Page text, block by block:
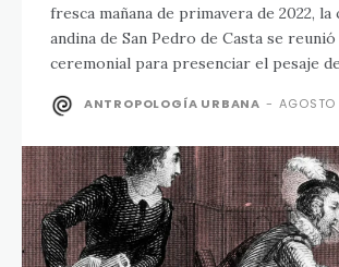
fresca mañana de primavera de 2022, la
andina de San Pedro de Casta se
ceremonial para presenciar el pesaje
ANTROPOLOGÍA URBANA -